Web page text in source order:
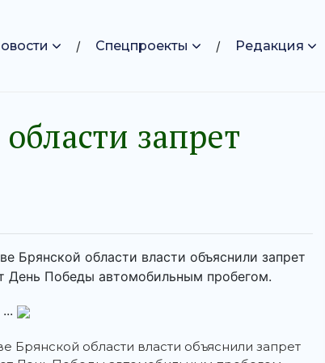
Спецпроекты Редакция
запрет
Брянской области власти объяснили запрет
День Победы автомобильным пробегом.
Брянской области власти объяснили запрет